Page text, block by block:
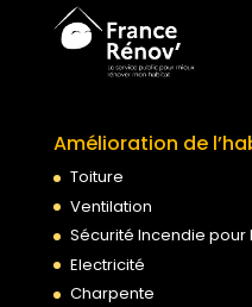
Amélioration de
Toiture
Ventilation
Sécurité Incendie pour
Electricité
Charpente